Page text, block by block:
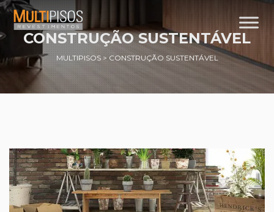
CONSTRUÇÃO SUSTENTÁVEL
MULTIPISOS> CONSTRUÇÃO SUSTENTÁVEL